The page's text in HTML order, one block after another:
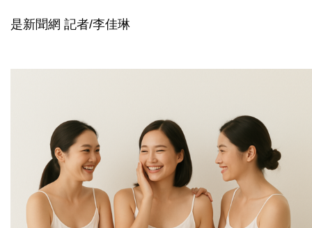
是新聞網 記者/李佳琳